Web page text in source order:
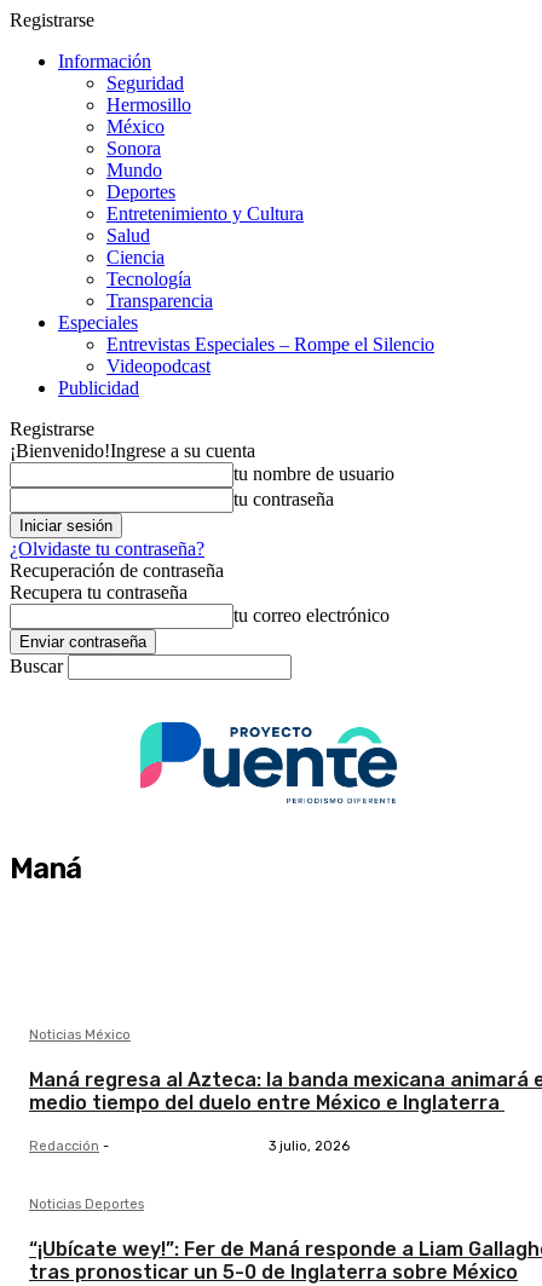
Registrarse
Información
Seguridad
Hermosillo
México
Sonora
Mundo
Deportes
Entretenimiento y Cultura
Salud
Ciencia
Tecnología
Transparencia
Especiales
Entrevistas Especiales – Rompe el Silencio
Videopodcast
Publicidad
Registrarse
¡Bienvenido!Ingrese a su cuenta
tu nombre de usuario
tu contraseña
¿Olvidaste tu contraseña?
Recuperación de contraseña
Recupera tu contraseña
tu correo electrónico
Buscar
Maná
Noticias México
Maná regresa al Azteca: la banda mexicana animará
medio tiempo del duelo entre México e Inglaterra
Redacción - 3 julio, 2026
Noticias Deportes
“¡Ubícate wey!”: Fer de Maná responde a Liam
tras pronosticar un 5-0 de Inglaterra sobre México